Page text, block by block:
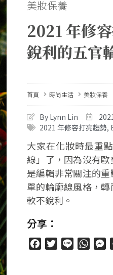
美妝保養
2021 年修
銳利的五官
首頁 時尚生活 美妝保養
By Lynn Lin
2021 年修容打亮趨勢,
大家在化妝時最重
線」了，因為沒有歐
是編輯非常關注的
單的輪廓線風格，
軟不銳利。
分享：
FacebookTwitter
Line